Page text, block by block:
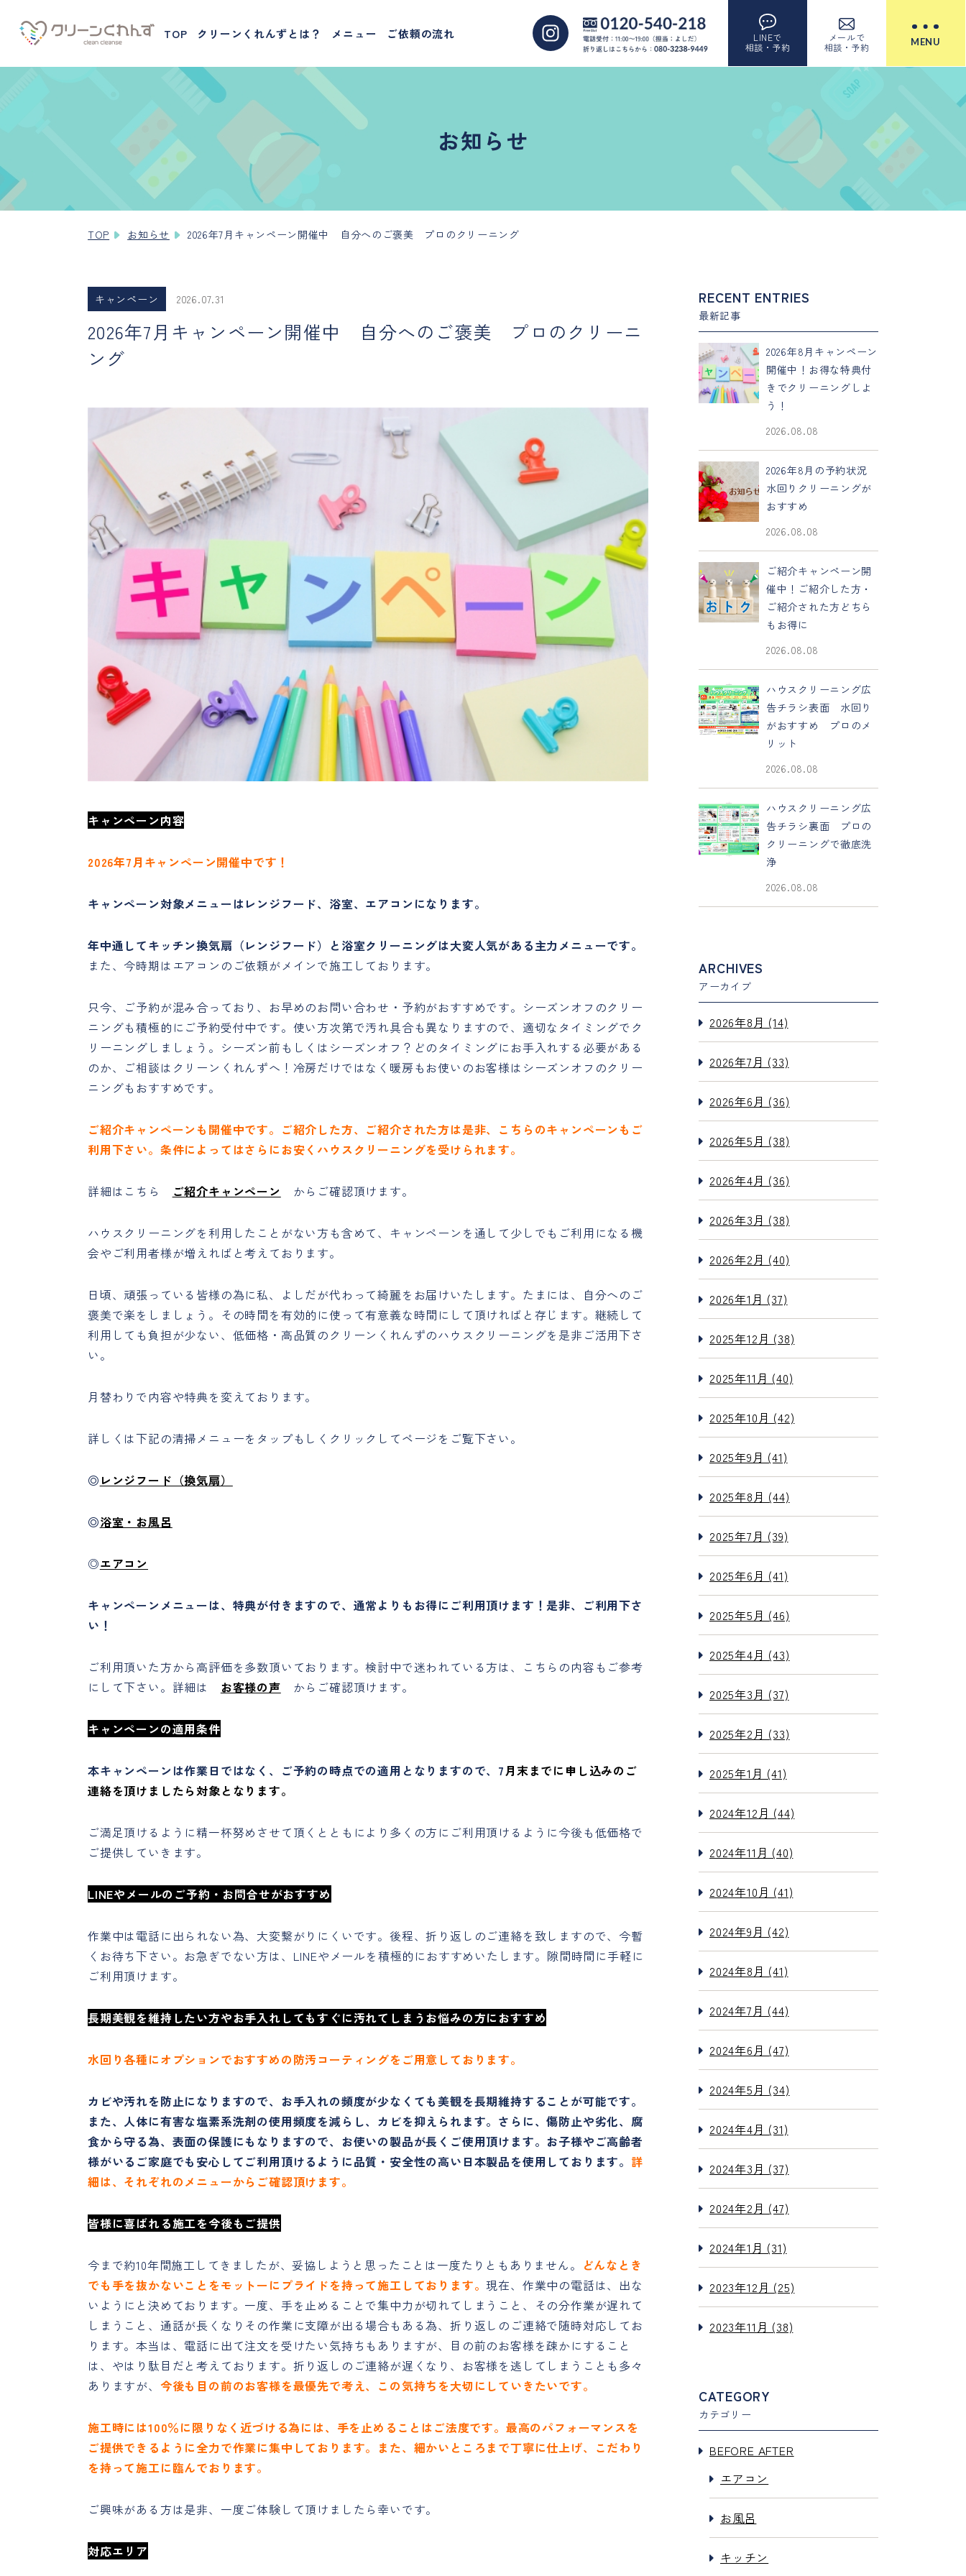
TOP クリーンくれんずとは？ メニュー ご依頼の流れ
LINEで
相談・予約
メールで
相談・予約
MENU
お知らせ
TOP お知らせ 2026年7月キャンペーン開催中 自分へのご褒美 プロのクリーニング
キャンペーン 2026.07.31
2026年7月キャンペーン開催中 自分へのご褒美 プロのクリーニ
ング
キャンペーン内容
2026年7月キャンペーン開催中です！
キャンペーン対象メニューはレンジフード、浴室、エアコンになります。
年中通してキッチン換気扇（レンジフード）と浴室クリーニングは大変人気がある主力メニューです。
また、今時期はエアコンのご依頼がメインで施工しております。
只今、ご予約が混み合っており、お早めのお問い合わせ・予約がおすすめです。シーズンオフのクリー
ニングも積極的にご予約受付中です。使い方次第で汚れ具合も異なりますので、適切なタイミングでク
リーニングしましょう。シーズン前もしくはシーズンオフ？どのタイミングにお手入れする必要がある
のか、ご相談はクリーンくれんずへ！冷房だけではなく暖房もお使いのお客様はシーズンオフのクリー
ニングもおすすめです。
ご紹介キャンペーンも開催中です。ご紹介した方、ご紹介された方は是非、こちらのキャンペーンもご
利用下さい。条件によってはさらにお安くハウスクリーニングを受けられます。
詳細はこちら ご紹介キャンペーン からご確認頂けます。
ハウスクリーニングを利用したことがない方も含めて、キャンペーンを通して少しでもご利用になる機
会やご利用者様が増えればと考えております。
日頃、頑張っている皆様の為に私、よしだが代わって綺麗をお届けいたします。たまには、自分へのご
褒美で楽をしましょう。その時間を有効的に使って有意義な時間にして頂ければと存じます。継続して
利用しても負担が少ない、低価格・高品質のクリーンくれんずのハウスクリーニングを是非ご活用下さ
い。
月替わりで内容や特典を変えております。
詳しくは下記の清掃メニューをタップもしくクリックしてページをご覧下さい。
◎ レンジフード（換気扇）
◎浴室・お風呂
◎エアコン
キャンペーンメニューは、特典が付きますので、通常よりもお得にご利用頂けます！是非、ご利用下さ
い！
ご利用頂いた方から高評価を多数頂いております。検討中で迷われている方は、こちらの内容もご参考
にして下さい。詳細は お客様の声 からご確認頂けます。
キャンペーンの適用条件
本キャンペーンは作業日ではなく、ご予約の時点での適用となりますので、 7月末までに申し込みのご
連絡を頂けましたら対象となります。
ご満足頂けるように精一杯努めさせて頂くとともにより多くの方にご利用頂けるように今後も低価格で
ご提供していきます。
LINEやメールのご予約・お問合せがおすすめ
作業中は電話に出られない為、大変繋がりにくいです。後程、折り返しのご連絡を致しますので、今暫
くお待ち下さい。お急ぎでない方は、LINEやメールを積極的におすすめいたします。隙間時間に手軽に
ご利用頂けます。
長期美観を維持したい方やお手入れしてもすぐに汚れてしまうお悩みの方におすすめ
水回り各種にオプションでおすすめの防汚コーティングをご用意しております。
カビや汚れを防止になりますので、お手入れの頻度が少なくても美観を長期維持することが可能です。
また、人体に有害な塩素系洗剤の使用頻度を減らし、カビを抑えられます。さらに、傷防止や劣化、腐
食から守る為、表面の保護にもなりますので、お使いの製品が長くご使用頂けます。お子様やご高齢者
様がいるご家庭でも安心してご利用頂けるように品質・安全性の高い日本製品を使用しております。 詳
細は、それぞれのメニューからご確認頂けます。
皆様に喜ばれる施工を今後もご提供
今まで約10年間施工してきましたが、妥協しようと思ったことは一度たりともありません。 どんなとき
でも手を抜かないことをモットーにプライドを持って施工しております。現在、作業中の電話は、出な
いようにと決めております。一度、手を止めることで集中力が切れてしまうこと、その分作業が遅れて
しまうこと、通話が長くなりその作業に支障が出る場合もある為、折り返しのご連絡で随時対応してお
ります。本当は、電話に出て注文を受けたい気持ちもありますが、目の前のお客様を疎かにすること
は、やはり駄目だと考えております。折り返しのご連絡が遅くなり、お客様を逃してしまうことも多々
ありますが、 今後も目の前のお客様を最優先で考え、この気持ちを大切にしていきたいです。
施工時には100％に限りなく近づける為には、手を止めることはご法度です。最高のパフォーマンスを
ご提供できるように全力で作業に集中しております。また、細かいところまで丁寧に仕上げ、こだわり
を持って施工に臨んでおります。
ご興味がある方は是非、一度ご体験して頂けましたら幸いです。
対応エリア
RECENT ENTRIES
最新記事
2026年8月キャンペーン
開催中！お得な特典付
きでクリーニングしよ
う！
2026.08.08
2026年8月の予約状況
水回りクリーニングが
おすすめ
2026.08.08
ご紹介キャンペーン開
催中！ご紹介した方・
ご紹介された方どちら
もお得に
2026.08.08
ハウスクリーニング広
告チラシ表面 水回り
がおすすめ プロのメ
リット
2026.08.08
ハウスクリーニング広
告チラシ裏面 プロの
クリーニングで徹底洗
浄
2026.08.08
ARCHIVES
アーカイブ
2026年8月 (14)
2026年7月 (33)
2026年6月 (36)
2026年5月 (38)
2026年4月 (36)
2026年3月 (38)
2026年2月 (40)
2026年1月 (37)
2025年12月 (38)
2025年11月 (40)
2025年10月 (42)
2025年9月 (41)
2025年8月 (44)
2025年7月 (39)
2025年6月 (41)
2025年5月 (46)
2025年4月 (43)
2025年3月 (37)
2025年2月 (33)
2025年1月 (41)
2024年12月 (44)
2024年11月 (40)
2024年10月 (41)
2024年9月 (42)
2024年8月 (41)
2024年7月 (44)
2024年6月 (47)
2024年5月 (34)
2024年4月 (31)
2024年3月 (37)
2024年2月 (47)
2024年1月 (31)
2023年12月 (25)
2023年11月 (38)
CATEGORY
カテゴリー
BEFORE AFTER
エアコン
お風呂
キッチン